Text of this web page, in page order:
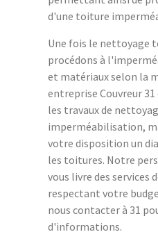
d'une toiture
Une fois le nettoyage
procédons à
et matériaux selon la
entreprise Couvreur
les travaux de
imperméabilisation,
votre disposition un
les toitures. Notre
vous livre des services
respectant votre
nous contacter à 31
d'informations.